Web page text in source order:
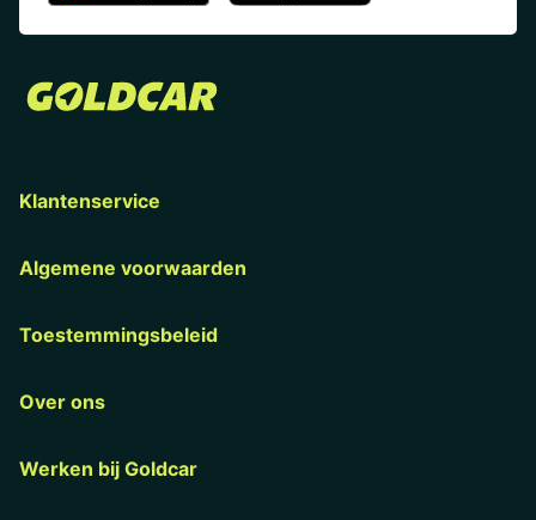
Klantenservice
Algemene voorwaarden
Toestemmingsbeleid
Over ons
Werken bij Goldcar